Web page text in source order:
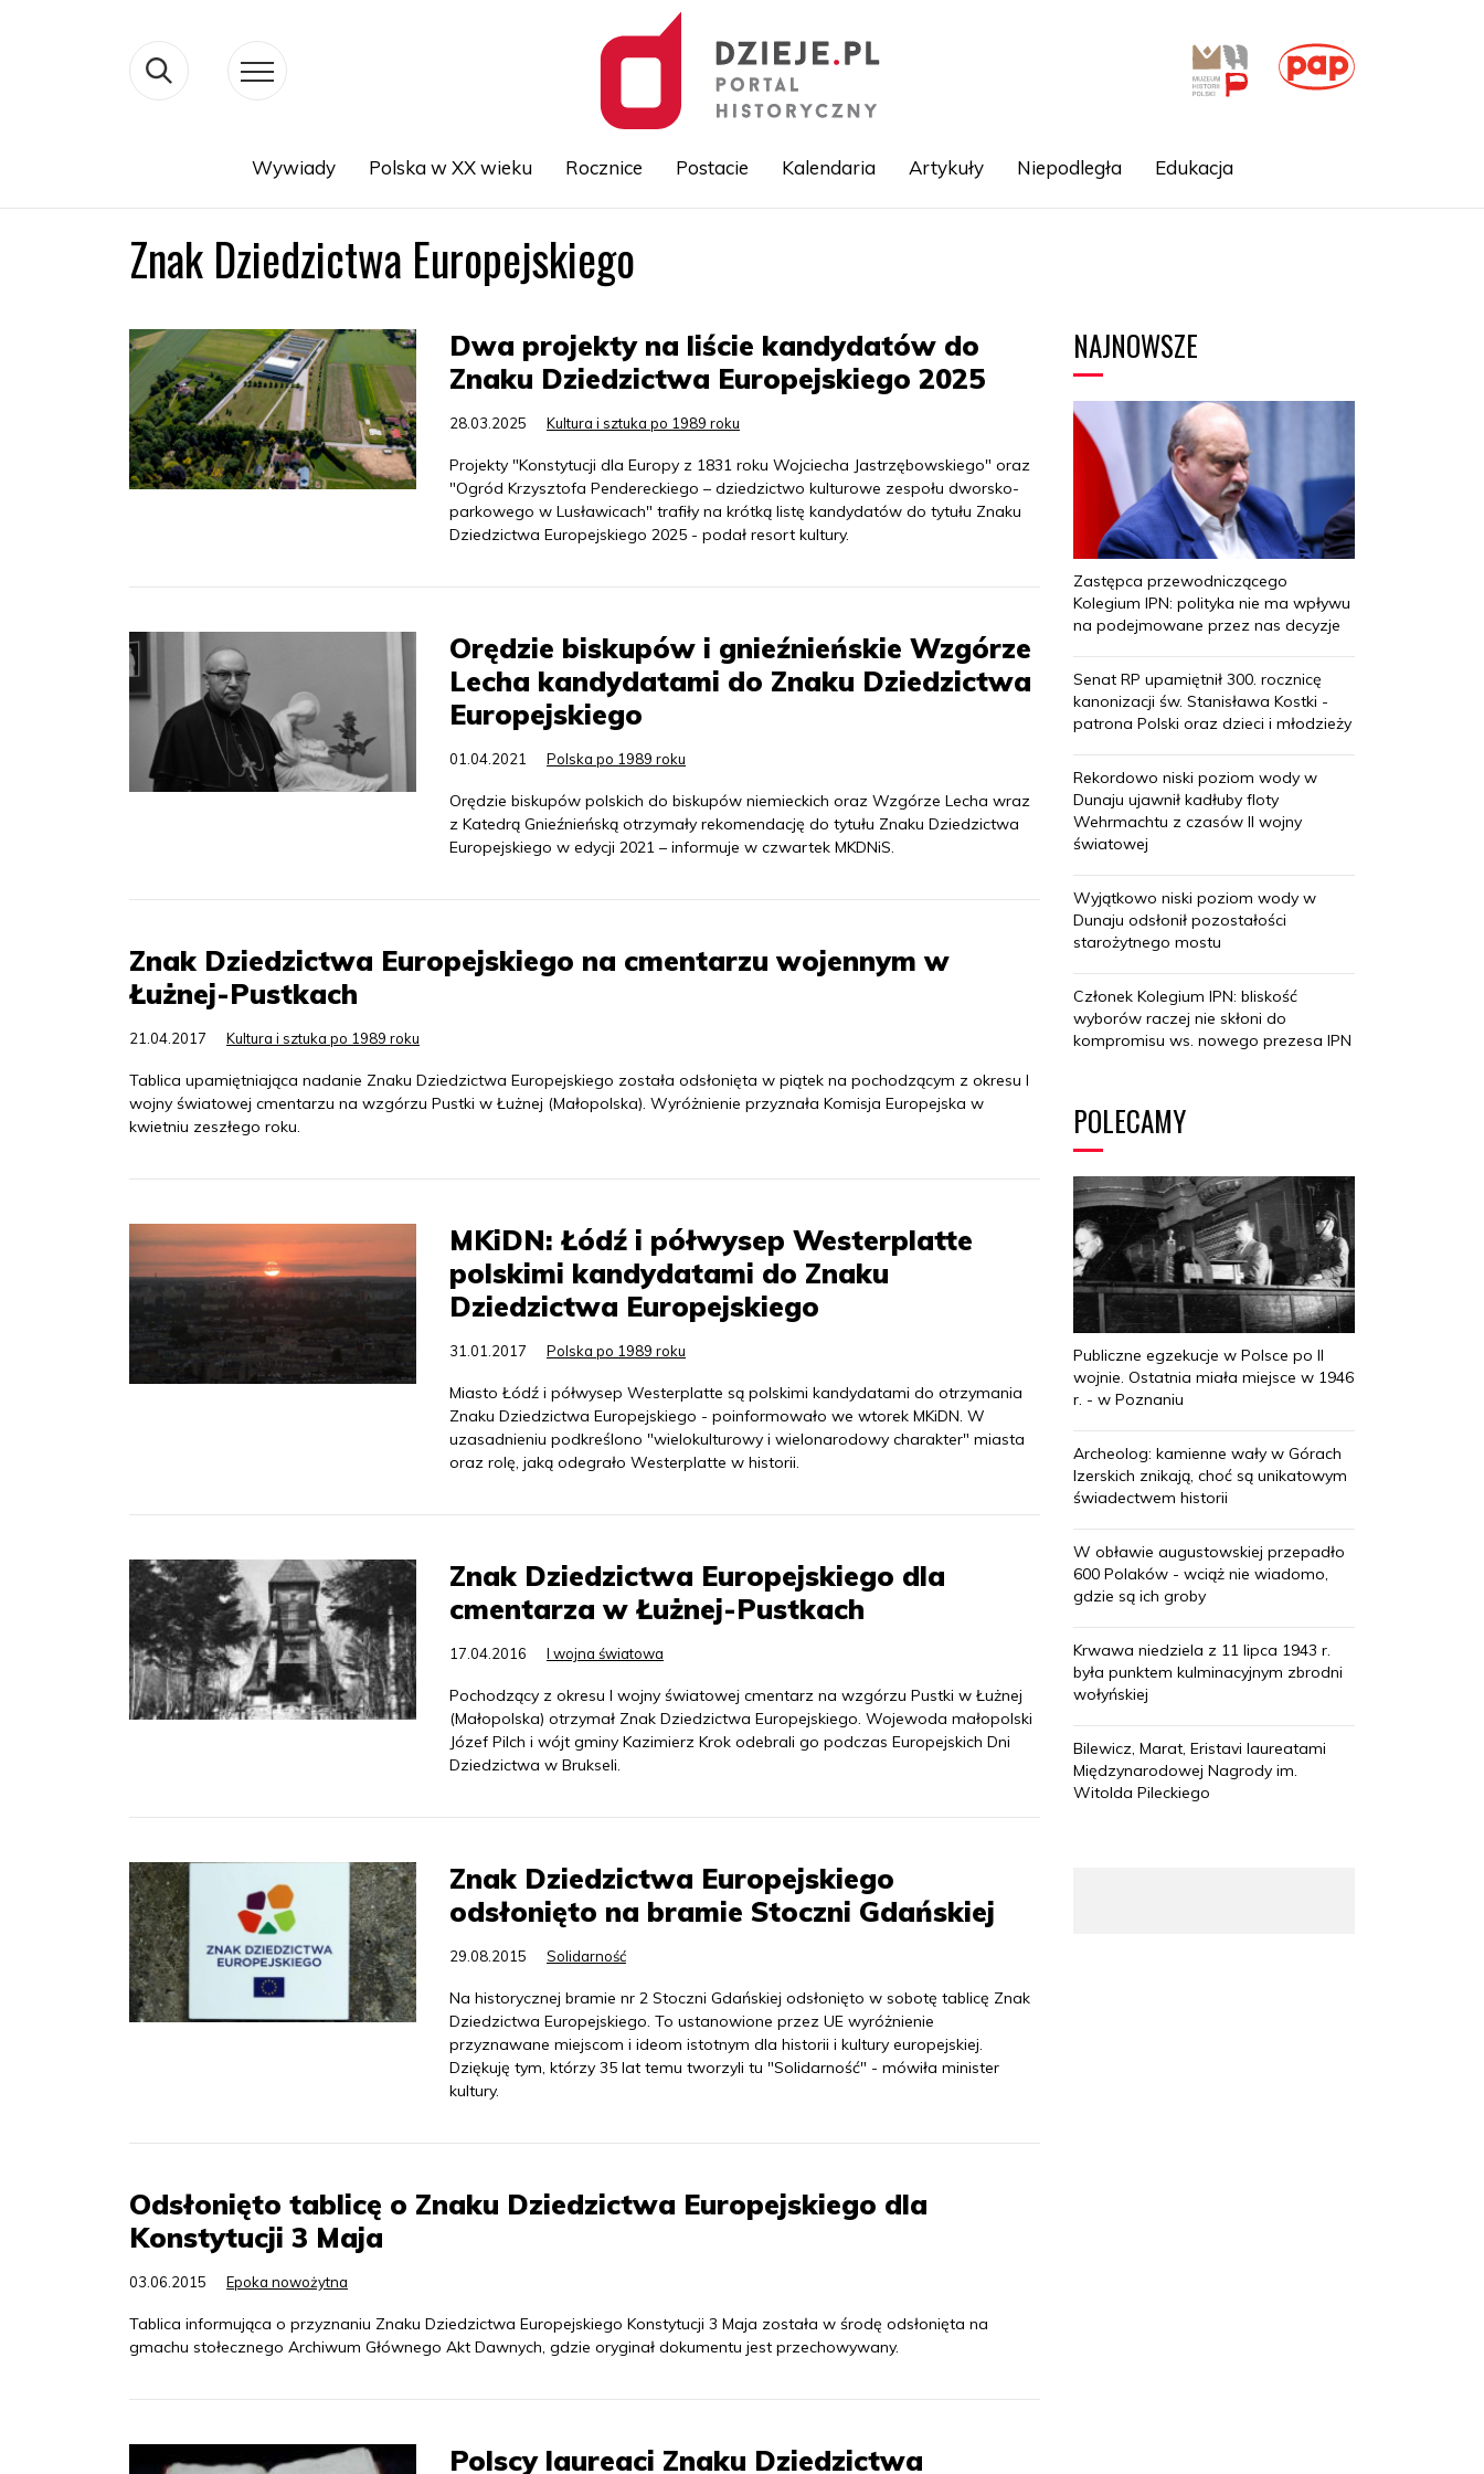
Wywiady Polska w XX wieku Rocznice Postacie Kalendaria Artykuły Niepodległa Edukacja
Znak Dziedzictwa Europejskiego
Dwa projekty na liście kandydatów do
Znaku Dziedzictwa Europejskiego 2025
28.03.2025 Kultura i sztuka po 1989 roku
Projekty "Konstytucji dla Europy z 1831 roku Wojciecha Jastrzębowskiego" oraz
"Ogród Krzysztofa Pendereckiego – dziedzictwo kulturowe zespołu dworsko-
parkowego w Lusławicach" trafiły na krótką listę kandydatów do tytułu Znaku
Dziedzictwa Europejskiego 2025 - podał resort kultury.
Orędzie biskupów i gnieźnieńskie Wzgórze
Lecha kandydatami do Znaku Dziedzictwa
Europejskiego
01.04.2021 Polska po 1989 roku
Orędzie biskupów polskich do biskupów niemieckich oraz Wzgórze Lecha wraz
z Katedrą Gnieźnieńską otrzymały rekomendację do tytułu Znaku Dziedzictwa
Europejskiego w edycji 2021 – informuje w czwartek MKDNiS.
Znak Dziedzictwa Europejskiego na cmentarzu wojennym w
Łużnej-Pustkach
21.04.2017 Kultura i sztuka po 1989 roku
Tablica upamiętniająca nadanie Znaku Dziedzictwa Europejskiego została odsłonięta w piątek na pochodzącym z okresu I
wojny światowej cmentarzu na wzgórzu Pustki w Łużnej (Małopolska). Wyróżnienie przyznała Komisja Europejska w
kwietniu zeszłego roku.
MKiDN: Łódź i półwysep Westerplatte
polskimi kandydatami do Znaku
Dziedzictwa Europejskiego
31.01.2017 Polska po 1989 roku
Miasto Łódź i półwysep Westerplatte są polskimi kandydatami do otrzymania
Znaku Dziedzictwa Europejskiego - poinformowało we wtorek MKiDN. W
uzasadnieniu podkreślono "wielokulturowy i wielonarodowy charakter" miasta
oraz rolę, jaką odegrało Westerplatte w historii.
Znak Dziedzictwa Europejskiego dla
cmentarza w Łużnej-Pustkach
17.04.2016 I wojna światowa
Pochodzący z okresu I wojny światowej cmentarz na wzgórzu Pustki w Łużnej
(Małopolska) otrzymał Znak Dziedzictwa Europejskiego. Wojewoda małopolski
Józef Pilch i wójt gminy Kazimierz Krok odebrali go podczas Europejskich Dni
Dziedzictwa w Brukseli.
Znak Dziedzictwa Europejskiego
odsłonięto na bramie Stoczni Gdańskiej
29.08.2015 Solidarność
Na historycznej bramie nr 2 Stoczni Gdańskiej odsłonięto w sobotę tablicę Znak
Dziedzictwa Europejskiego. To ustanowione przez UE wyróżnienie
przyznawane miejscom i ideom istotnym dla historii i kultury europejskiej.
Dziękuję tym, którzy 35 lat temu tworzyli tu "Solidarność" - mówiła minister
kultury.
Odsłonięto tablicę o Znaku Dziedzictwa Europejskiego dla
Konstytucji 3 Maja
03.06.2015 Epoka nowożytna
Tablica informująca o przyznaniu Znaku Dziedzictwa Europejskiego Konstytucji 3 Maja została w środę odsłonięta na
gmachu stołecznego Archiwum Głównego Akt Dawnych, gdzie oryginał dokumentu jest przechowywany.
Polscy laureaci Znaku Dziedzictwa
NAJNOWSZE
Zastępca przewodniczącego
Kolegium IPN: polityka nie ma wpływu
na podejmowane przez nas decyzje
Senat RP upamiętnił 300. rocznicę
kanonizacji św. Stanisława Kostki -
patrona Polski oraz dzieci i młodzieży
Rekordowo niski poziom wody w
Dunaju ujawnił kadłuby floty
Wehrmachtu z czasów II wojny
światowej
Wyjątkowo niski poziom wody w
Dunaju odsłonił pozostałości
starożytnego mostu
Członek Kolegium IPN: bliskość
wyborów raczej nie skłoni do
kompromisu ws. nowego prezesa IPN
POLECAMY
Publiczne egzekucje w Polsce po II
wojnie. Ostatnia miała miejsce w 1946
r. - w Poznaniu
Archeolog: kamienne wały w Górach
Izerskich znikają, choć są unikatowym
świadectwem historii
W obławie augustowskiej przepadło
600 Polaków - wciąż nie wiadomo,
gdzie są ich groby
Krwawa niedziela z 11 lipca 1943 r.
była punktem kulminacyjnym zbrodni
wołyńskiej
Bilewicz, Marat, Eristavi laureatami
Międzynarodowej Nagrody im.
Witolda Pileckiego